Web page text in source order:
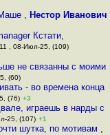
, Нестор Иванович
Кстати,
, 08-Июл-25, (109)
не связанны с моими
(60)
- во времена конца
(76) +3
играешь в нарды с
25, (107) +1
шутка, по мотивам ,